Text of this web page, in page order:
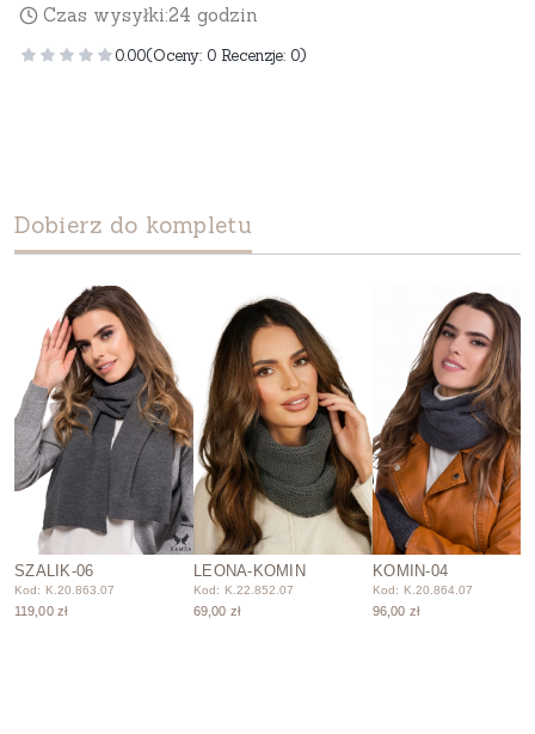
Czas wysyłki:24 godzin
0.00(Oceny: 0 Recenzje: 0)
Dobierz do kompletu
SZALIK-06
Kod: K.20.863.07
119,00 zł
LEONA-KOMIN
Kod: K.22.852.07
69,00 zł
KOMIN-04
Kod: K.20.864.07
96,00 zł